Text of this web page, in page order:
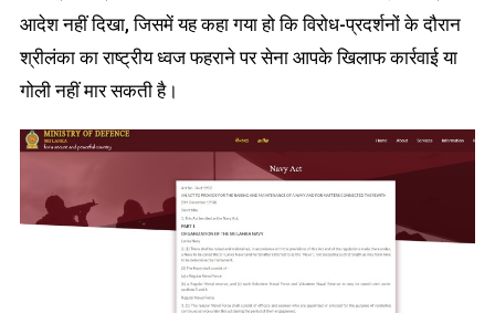
आदेश नहीं दिखा, जिसमें यह कहा गया हो कि विरोध-प्रदर्शनों के दौरान
श्रीलंका का राष्ट्रीय ध्वज फहराने पर सेना आपके खिलाफ कार्रवाई या
गोली नहीं मार सकती है।